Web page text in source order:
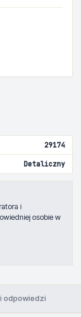
29174
Detaliczny
i
osobie w
odpowiedzi